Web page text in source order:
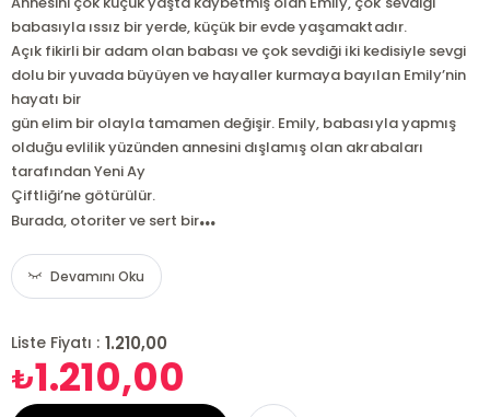
babasıyla ıssız bir yerde, küçük bir evde yaşamaktadır.
Açık fikirli bir adam olan babası ve çok sevdiği iki kedisiyle sevgi
dolu bir yuvada büyüyen ve hayaller kurmaya bayılan Emily’nin
hayatı bir
gün elim bir olayla tamamen değişir. Emily, babasıyla yapmış
olduğu evlilik yüzünden annesini dışlamış olan akrabaları
tarafından Yeni Ay
Çiftliği’ne götürülür.
Burada, otoriter ve sert bir...
Devamını Oku
Liste Fiyatı : 1.210,00
₺1.210,00